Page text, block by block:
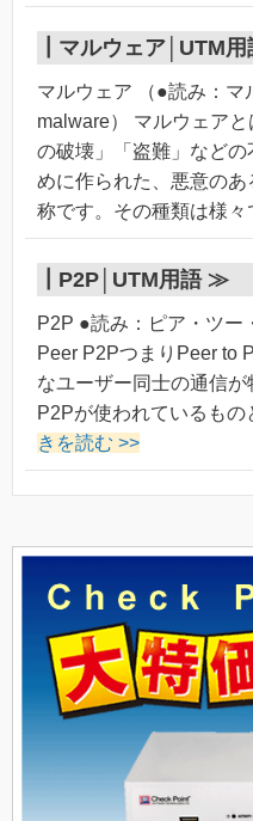
マルウェア│UTM
マルウェア （●読み：
malware） マルウェア
の破壊」「盗難」など
めに作られた、悪意の
称です。その種類は様
P2P│UTM用語 ≫
P2P ●読み：ピア・ツ
Peer P2PつまりPeer to
なユーザー同士の通信が
P2Pが使われているも
きを読む >>